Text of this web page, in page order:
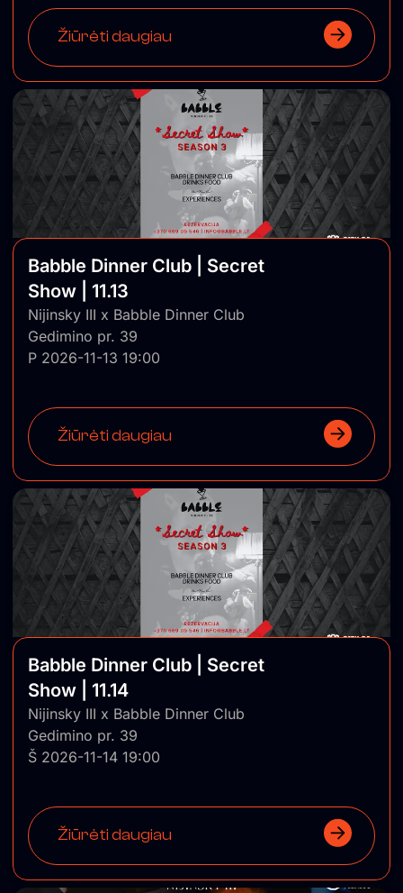
Žiūrėti daugiau
Babble Dinner Club | Secret
Show | 11.13
Nijinsky III x Babble Dinner Club
Gedimino pr. 39
P 2026-11-13 19:00
Žiūrėti daugiau
Babble Dinner Club | Secret
Show | 11.14
Nijinsky III x Babble Dinner Club
Gedimino pr. 39
Š 2026-11-14 19:00
Žiūrėti daugiau